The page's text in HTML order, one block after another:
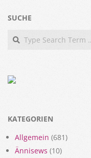
SUCHE
Search
KATEGORIEN
Allgemein (681)
Ännisews (10)